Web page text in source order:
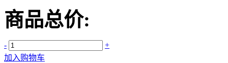
商品总价:
-
+
加入购物车